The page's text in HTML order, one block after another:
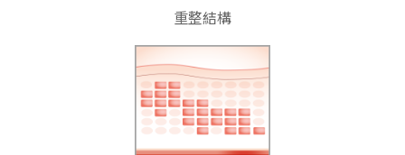
重整結構